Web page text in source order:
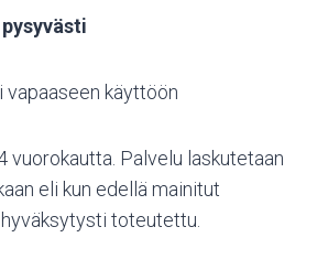
vapaaseen käyttöön
vuorokautta. Palvelu laskutetaan
eli kun edellä mainitut
toteutettu.